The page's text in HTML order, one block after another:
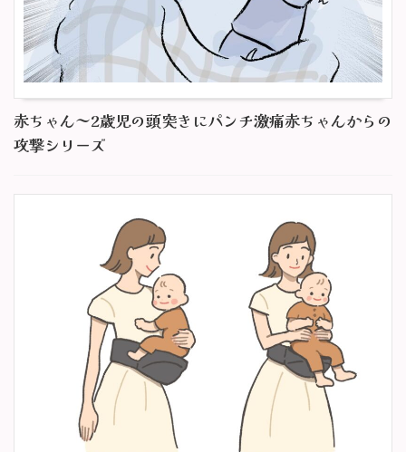
赤ちゃん～2歳児の頭突きにパンチ激痛赤ちゃんからの
攻撃シリーズ